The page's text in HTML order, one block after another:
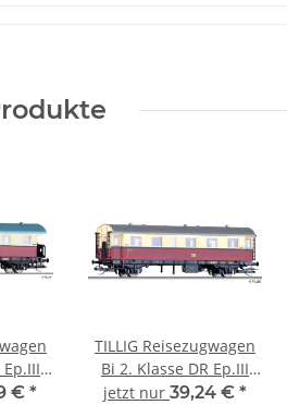
€ *
TILLIG Reisezugwagen
Bi 2. Klasse DR Ep.III
16004 Spur TT
jetzt nur 39,24 € *